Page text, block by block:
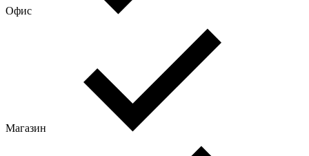
Офис
Магазин